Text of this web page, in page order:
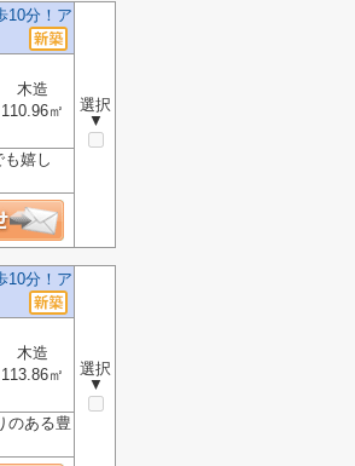
10分！ア
選択
▼
木造
110.96㎡
嬉し
10分！ア
選択
▼
木造
113.86㎡
のある豊